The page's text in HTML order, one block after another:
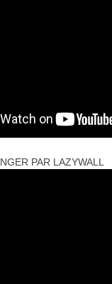
PAR LAZYWALL